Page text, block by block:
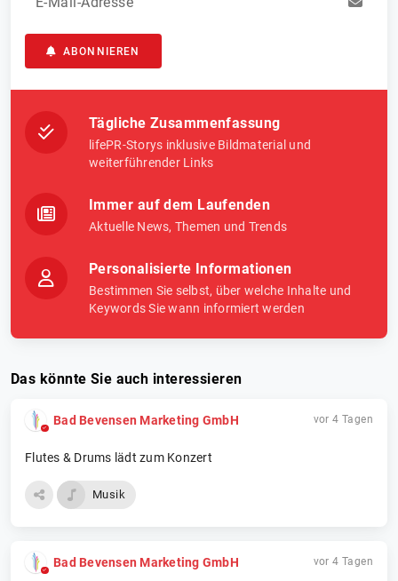
ABONNIEREN
Tägliche Zusammenfassung
lifePR-Storys inklusive Bildmaterial und
weiterführender Links
Immer auf dem Laufenden
Aktuelle News, Themen und Trends
Personalisierte Informationen
Bestimmen Sie selbst, über welche Inhalte und
Keywords Sie wann informiert werden
Das könnte Sie auch interessieren
Bad Bevensen Marketing GmbH vor 4 Tagen
Flutes & Drums lädt zum Konzert
Musik
Bad Bevensen Marketing GmbH vor 4 Tagen